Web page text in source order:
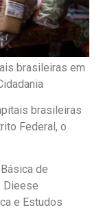
brasileiras em
brasileiras
Federal, o
de
Dieese
e Estudos